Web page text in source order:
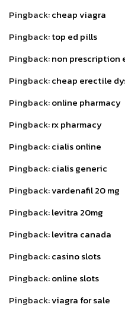
Pingback:cheap viagra
Pingback:top ed pills
Pingback:non prescription
Pingback:cheap erectile
Pingback:online pharmacy
Pingback:rx pharmacy
Pingback:cialis online
Pingback:cialis generic
Pingback:vardenafil 20 mg
Pingback:levitra 20mg
Pingback:levitra canada
Pingback:casino slots
Pingback:online slots
Pingback:viagra for sale